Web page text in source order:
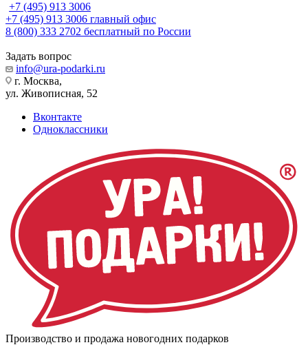
+7 (495) 913 3006
+7 (495) 913 3006 главный офис
8 (800) 333 2702 бесплатный по России
Задать вопрос
info@ura-podarki.ru
г. Москва,
ул. Живописная, 52
Вконтакте
Одноклассники
Производство и продажа новогодних подарков